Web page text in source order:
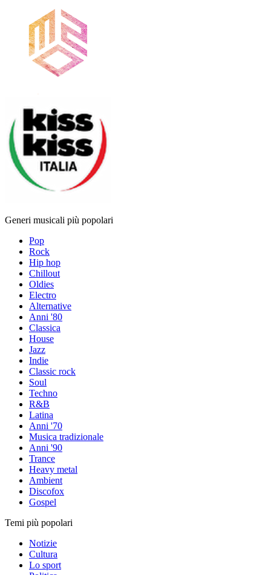
Generi musicali più popolari
Pop
Rock
Hip hop
Chillout
Oldies
Electro
Alternative
Anni '80
Classica
House
Jazz
Indie
Classic rock
Soul
Techno
R&B
Latina
Anni '70
Musica tradizionale
Anni '90
Trance
Heavy metal
Ambient
Discofox
Gospel
Temi più popolari
Notizie
Cultura
Lo sport